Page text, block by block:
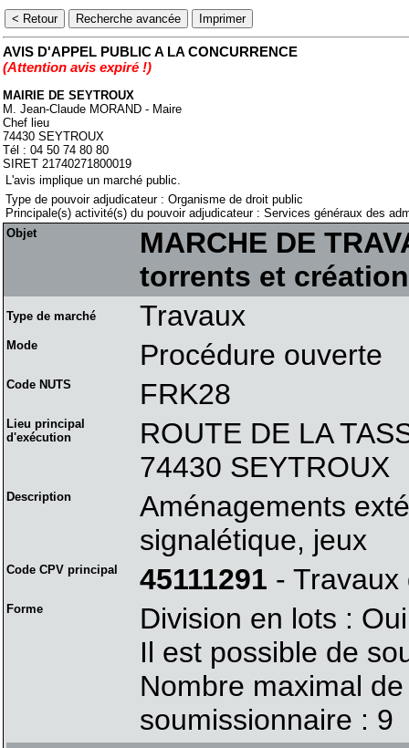
AVIS D'APPEL PUBLIC A LA CONCURRENCE
(Attention avis expiré !)
MAIRIE DE SEYTROUX
M. Jean-Claude MORAND - Maire
Chef lieu
74430 SEYTROUX
Tél : 04 50 74 80 80
SIRET 21740271800019
L'avis implique un marché public.
Type de pouvoir adjudicateur : Organisme de droit public
Principale(s) activité(s) du pouvoir adjudicateur : Services généraux des
Objet
MARCHE DE
torrents et
Type de marché Travaux
Mode Procédure ouverte
Code NUTS FRK28
Lieu principal
d'exécution
ROUTE DE LA
74430 SEYTROUX
Description
Aménagements
signalétique, jeux
Code CPV principal 45111291 -
Forme
Division en lots : Oui
Il est possible de
Nombre maximal
soumissionnaire : 9